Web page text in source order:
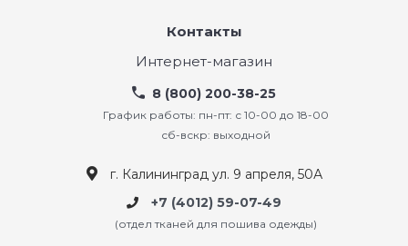
Контакты
Интернет-магазин
8 (800) 200-38-25
График работы: пн-пт: с 10-00 до 18-00
сб-вскр: выходной
г. Калининград ул. 9 апреля, 50А
+7 (4012) 59-07-49
(отдел тканей для пошива одежды)